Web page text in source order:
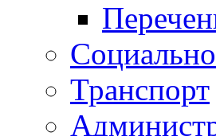
Транспорт